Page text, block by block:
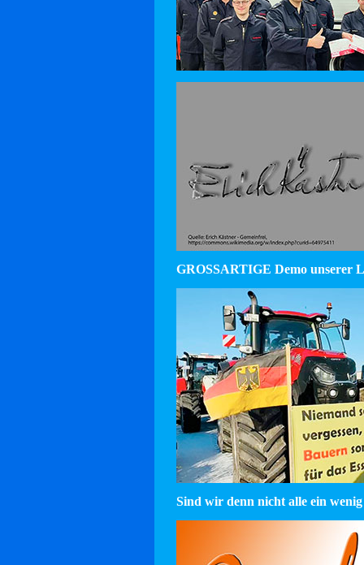
GROSSARTIGE Demo unserer
Sind wir denn nicht alle ein wenig